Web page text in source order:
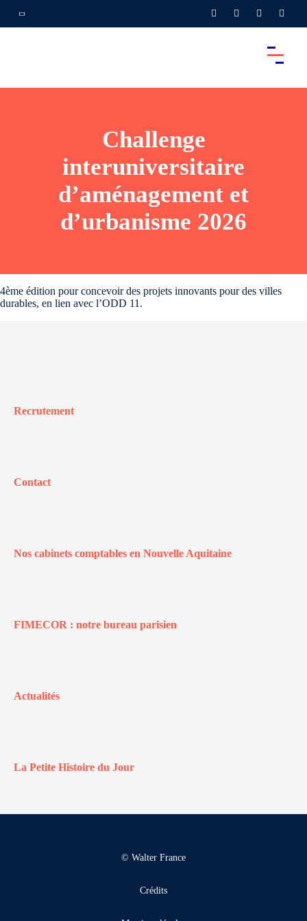
Challenge
interuniversitaire
d’aménagement et
d’urbanisme 2026
4ème édition pour concevoir des projets innovants pour des villes
durables, en lien avec l’ODD 11.
Recrutement
Contact
Nos cabinets comptables en Nouvelle Aquitaine
FIMECOR : notre bureau parisien
Actualités
La Petite Histoire du Jour
© Walter France
Crédits